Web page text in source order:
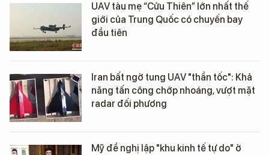
UAV tàu mẹ “Cửu Thiên” lớn nhất thế
giới của Trung Quốc có chuyến bay
đầu tiên
Iran bất ngờ tung UAV "thần tốc": Khả
năng tấn công chớp nhoáng, vượt mặt
radar đối phương
Mỹ đề nghị lập "khu kinh tế tự do" ở